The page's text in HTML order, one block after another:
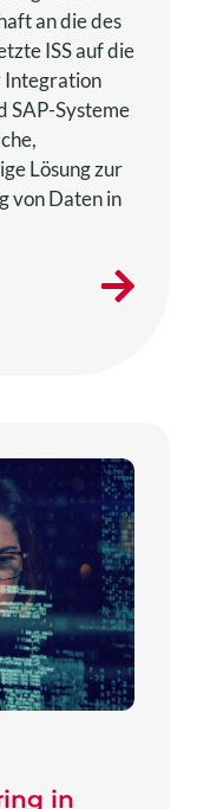
an die des
ISS auf die
Integration
SAP-Systeme
Lösung zur
von Daten in
in